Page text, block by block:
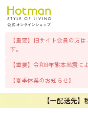
【重要】旧サイト会員の方
す。
【重要】令和8年熊本地震に
【夏季休業のお知らせ】
【一配送先】